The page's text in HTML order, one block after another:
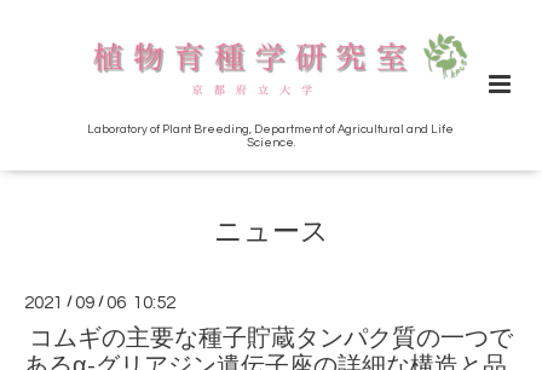
Laboratory of Plant Breeding, Department of Agricultural and Life
Science.
ニュース
2021 /09 /06 10:52
コムギの主要な種子貯蔵タンパク質の一つで